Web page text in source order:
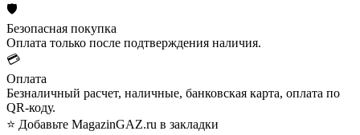
🛡️
Безопасная покупка
Оплата только после подтверждения наличия.
💳
Оплата
Безналичный расчет, наличные, банковская карта, оплата по
QR-коду.
⭐ Добавьте MagazinGAZ.ru в закладки